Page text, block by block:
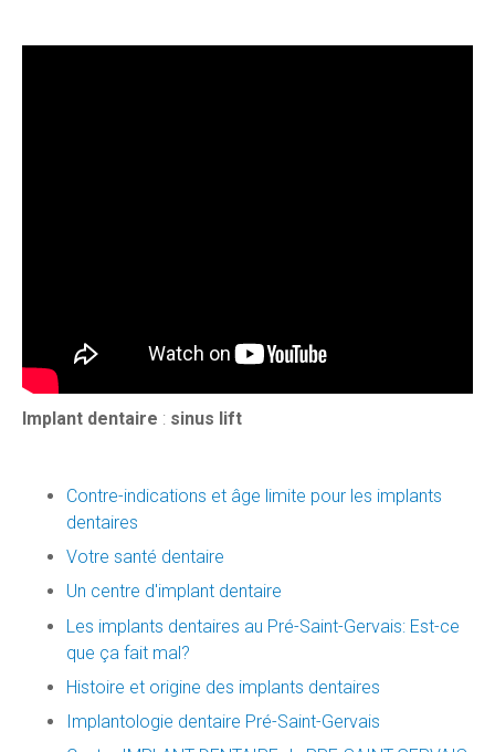
Implant dentaire : sinus lift
Contre-indications et âge limite pour les implants
dentaires
Votre santé dentaire
Un centre d'implant dentaire
Les implants dentaires au Pré-Saint-Gervais: Est-ce
que ça fait mal?
Histoire et origine des implants dentaires
Implantologie dentaire Pré-Saint-Gervais